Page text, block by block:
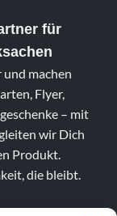
für
machen
Flyer,
– mit
wir Dich
Produkt.
die bleibt.